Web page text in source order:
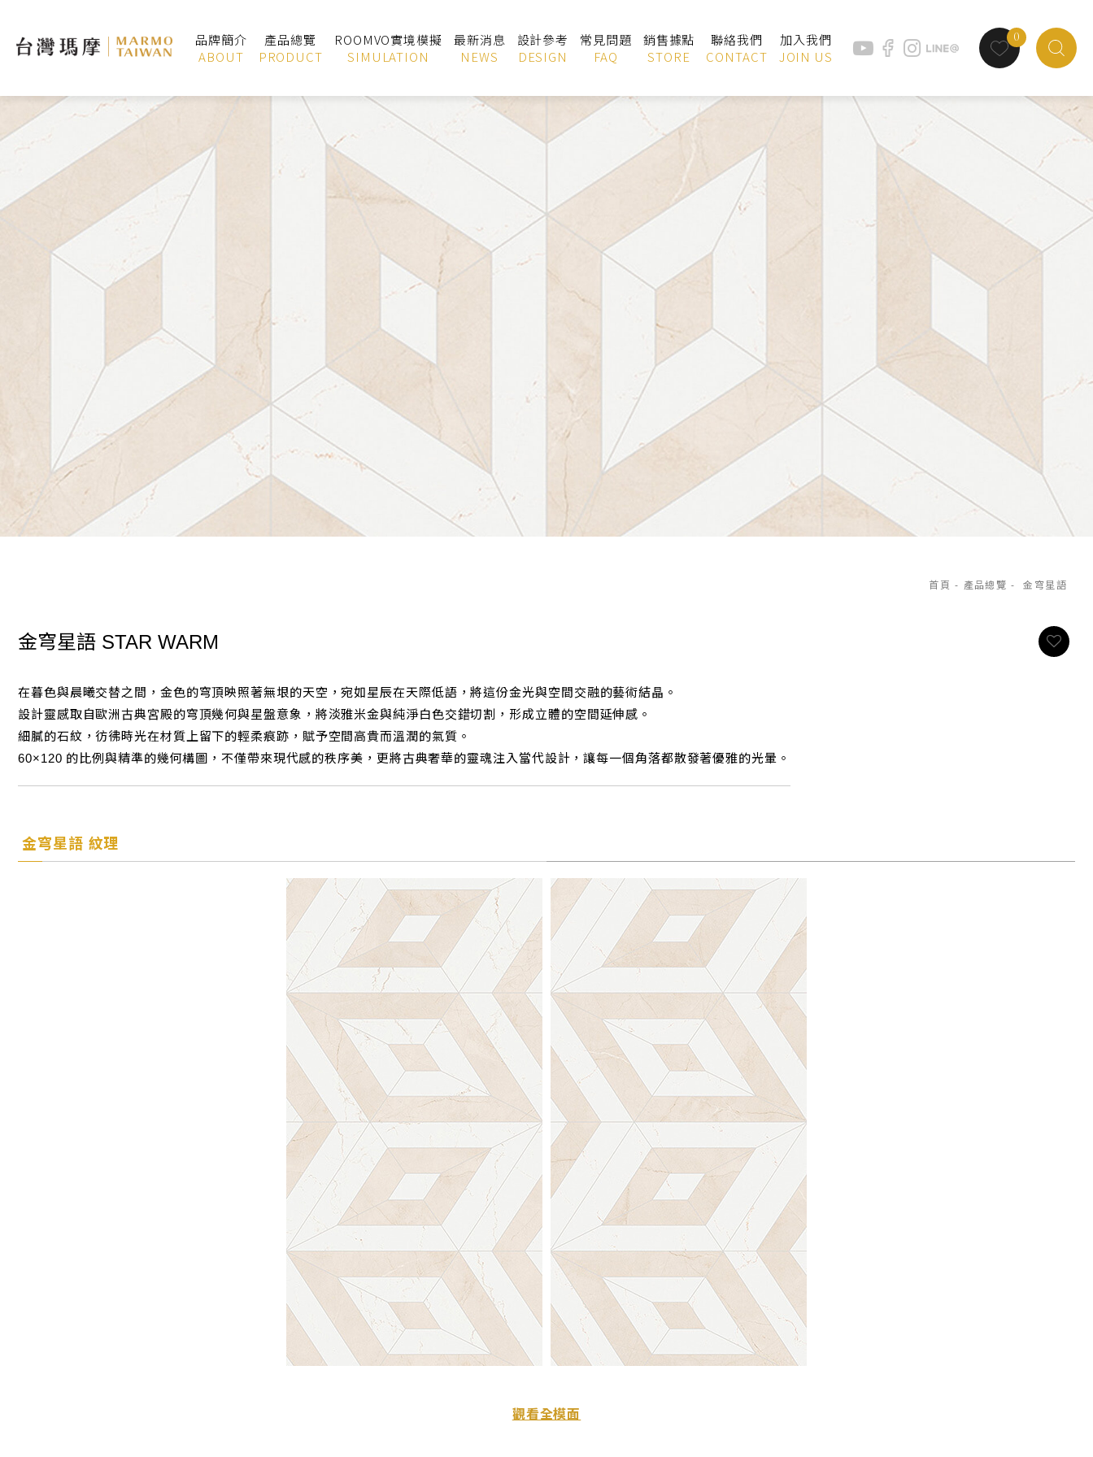
品牌簡介
ABOUT
產品總覽
PRODUCT
ROOMVO實境模擬
SIMULATION
最新消息
NEWS
設計參考
DESIGN
常見問題
FAQ
銷售據點
STORE
聯絡我們
CONTACT
加入我們
JOIN US
0
首頁 - 產品總覽 - 金穹星語
金穹星語 STAR WARM
在暮色與晨曦交替之間，金色的穹頂映照著無垠的天空，宛如星辰在天際低語，將這份金光與空間交融的藝術結晶。
設計靈感取自歐洲古典宮殿的穹頂幾何與星盤意象，將淡雅米金與純淨白色交錯切割，形成立體的空間延伸感。
細膩的石紋，彷彿時光在材質上留下的輕柔痕跡，賦予空間高貴而溫潤的氣質。
60×120 的比例與精準的幾何構圖，不僅帶來現代感的秩序美，更將古典奢華的靈魂注入當代設計，讓每一個角落都散發著優雅的光暈。
金穹星語 紋理
觀看全模面